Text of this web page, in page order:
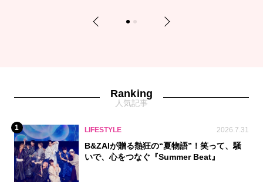
Previous 1 2 Next
Ranking
人気記事
1 LIFESTYLE 2026.7.31
B&ZAIが贈る熱狂の“夏物語”！笑って、騒
いで、心をつなぐ『Summer Beat』